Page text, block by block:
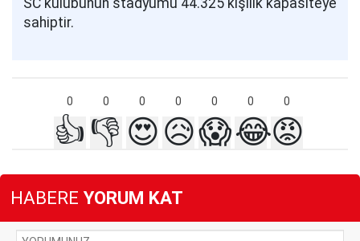
SC kulübünün stadyumu 44.325 kişilik kapasiteye
sahiptir.
0 0 0 0 0 0 0
👍 👎 😍😥😱😂😡
HABERE YORUM KAT